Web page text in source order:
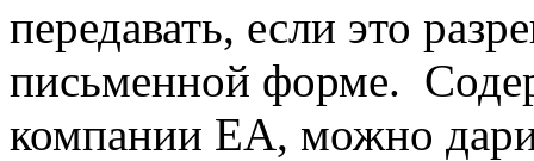
передавать, если это
письменной форме.
компании EA, можно